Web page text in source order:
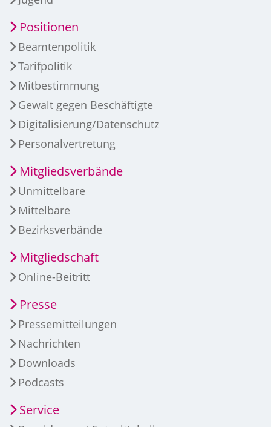
Positionen
Beamtenpolitik
Tarifpolitik
Mitbestimmung
Gewalt gegen Beschäftigte
Digitalisierung/Datenschutz
Personalvertretung
Mitgliedsverbände
Unmittelbare
Mittelbare
Bezirksverbände
Mitgliedschaft
Online-Beitritt
Presse
Pressemitteilungen
Nachrichten
Downloads
Podcasts
Service